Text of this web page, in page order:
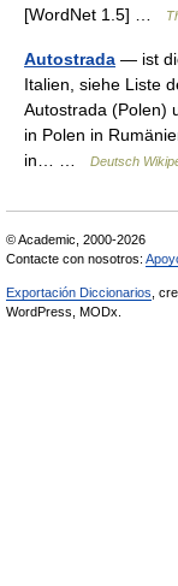
[WordNet 1.5] …
Autostrada — ist
Italien, siehe Liste
Autostrada (Polen)
in Polen in
in… …
Deutsch
© Academic, 2000-2026
Contacte con nosotros:
Exportación Diccionarios ,
WordPress, MODx.